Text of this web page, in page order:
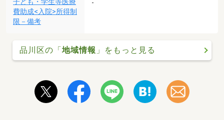
子ども・学生等医療
費助成<入院>所得制
限－備考
-
品川区の「地域情報 」をもっと見る